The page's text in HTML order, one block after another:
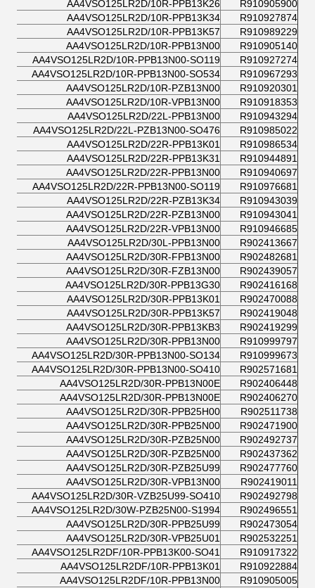
R910905900
AA4VSO125LR2D/10R-PPB13K26
R910927874
AA4VSO125LR2D/10R-PPB13K34
R910989229
AA4VSO125LR2D/10R-PPB13K57
R910905140
AA4VSO125LR2D/10R-PPB13N00
R910927274
AA4VSO125LR2D/10R-PPB13N00-SO119
R910967293
AA4VSO125LR2D/10R-PPB13N00-SO534
R910920301
AA4VSO125LR2D/10R-PZB13N00
R910918353
AA4VSO125LR2D/10R-VPB13N00
R910943294
AA4VSO125LR2D/22L-PPB13N00
R910985022
AA4VSO125LR2D/22L-PZB13N00-SO476
R910986534
AA4VSO125LR2D/22R-PPB13K01
R910944891
AA4VSO125LR2D/22R-PPB13K31
R910940697
AA4VSO125LR2D/22R-PPB13N00
R910976681
AA4VSO125LR2D/22R-PPB13N00-SO119
R910943039
AA4VSO125LR2D/22R-PZB13K34
R910943041
AA4VSO125LR2D/22R-PZB13N00
R910946685
AA4VSO125LR2D/22R-VPB13N00
R902413667
AA4VSO125LR2D/30L-PPB13N00
R902482681
AA4VSO125LR2D/30R-FPB13N00
R902439057
AA4VSO125LR2D/30R-FZB13N00
R902416168
AA4VSO125LR2D/30R-PPB13G30
R902470088
AA4VSO125LR2D/30R-PPB13K01
R902419048
AA4VSO125LR2D/30R-PPB13K57
R902419299
AA4VSO125LR2D/30R-PPB13KB3
R910999797
AA4VSO125LR2D/30R-PPB13N00
R910999673
AA4VSO125LR2D/30R-PPB13N00-SO134
R902571681
AA4VSO125LR2D/30R-PPB13N00-SO410
R902406448
AA4VSO125LR2D/30R-PPB13N00E
R902406270
AA4VSO125LR2D/30R-PPB13N00E
R902511738
AA4VSO125LR2D/30R-PPB25H00
R902471900
AA4VSO125LR2D/30R-PPB25N00
R902492737
AA4VSO125LR2D/30R-PZB25N00
R902437362
AA4VSO125LR2D/30R-PZB25N00
R902477760
AA4VSO125LR2D/30R-PZB25U99
R902419011
AA4VSO125LR2D/30R-VPB13N00
R902492798
AA4VSO125LR2D/30R-VZB25U99-SO410
R902496551
AA4VSO125LR2D/30W-PZB25N00-S1994
R902473054
AA4VSO125LR2D/30R-PPB25U99
R902532251
AA4VSO125LR2D/30R-VPB25U01
R910917322
AA4VSO125LR2DF/10R-PPB13K00-SO41
R910922884
AA4VSO125LR2DF/10R-PPB13K01
R910905005
AA4VSO125LR2DF/10R-PPB13N00